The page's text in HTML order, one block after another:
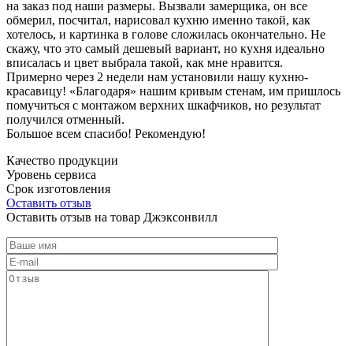
на заказ под наши размеры. Вызвали замерщика, он все
обмерил, посчитал, нарисовал кухню именно такой, как
хотелось, и картинка в голове сложилась окончательно. Не
скажу, что это самый дешевый вариант, но кухня идеально
вписалась и цвет выбрала такой, как мне нравится.
Примерно через 2 недели нам установили нашу кухню-
красавицу! «Благодаря» нашим кривым стенам, им пришлось
помучиться с монтажом верхних шкафчиков, но результат
получился отменный.
Большое всем спасибо! Рекомендую!
Качество продукции
Уровень сервиса
Срок изготовления
Оставить отзыв
Оставить отзыв на товар Джэксонвилл